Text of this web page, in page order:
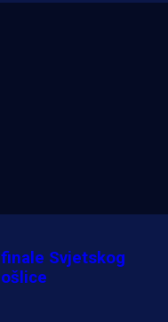
Svjetskog